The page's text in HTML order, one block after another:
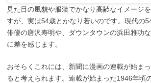
見た目の風貌や服装でかなり高齢なイメージ
すが、実は54歳とかなり若いのです。現代の
俳優の唐沢寿明や、ダウンタウンの浜田雅功
に差を感じます。
おそらくこれには、新聞に漫画の連載が始ま
ると考えられます。連載が始まった1946年頃